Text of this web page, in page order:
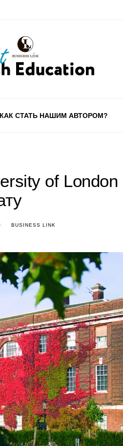
КАК СТАТЬ НАШИМ АВТОРОМ?
of London
BUSINESS LINK